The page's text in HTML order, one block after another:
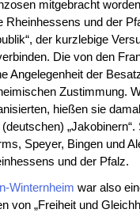
mitgebracht
Rheinhessens und der
der kurzlebige
Die von den
Angelegenheit der
Zustimmung.
hießen sie
Speyer, Bingen und
und der Pfalz.
Winternheim war also
von „Freiheit und